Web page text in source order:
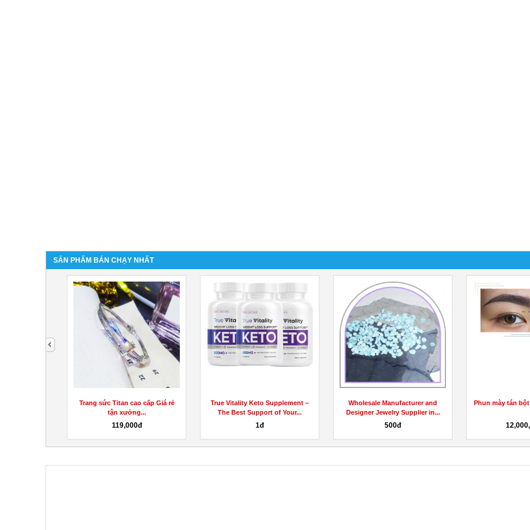
SẢN PHẨM BÁN CHẠY NHẤT
Trang sức Titan cao cấp Giá rẻ
tận xưởng...
119,000đ
True Vitality Keto Supplement –
The Best Support of Your...
1đ
Wholesale Manufacturer and
Designer Jewelry Supplier in...
500đ
Phun mày tán
next